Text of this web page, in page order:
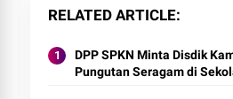
RELATED ARTICLE
DPP SPKN Minta Disdik
Pungutan Seragam di